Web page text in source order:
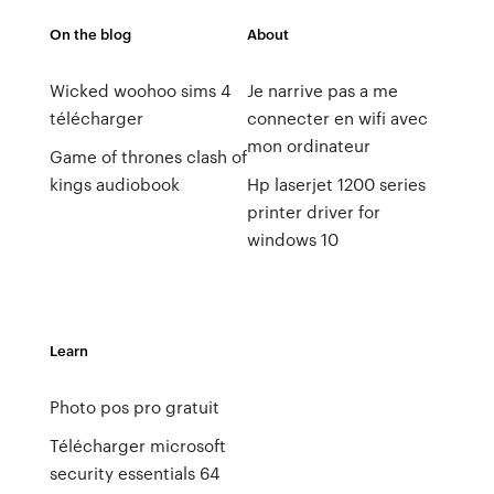
On the blog
Wicked woohoo sims 4
télécharger
Game of thrones clash of
kings audiobook
About
Je narrive pas a me
connecter en wifi avec
mon ordinateur
Hp laserjet 1200 series
printer driver for
windows 10
Learn
Photo pos pro gratuit
Télécharger microsoft
security essentials 64